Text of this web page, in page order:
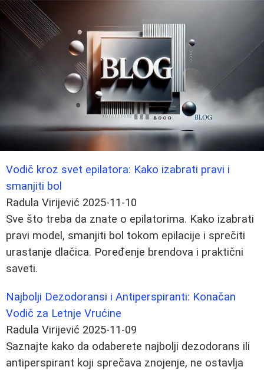
Vodič kroz svet epilatora: Kako izabrati pravi i
smanjiti bol
Radula Virijević 2025-11-10
Sve što treba da znate o epilatorima. Kako izabrati
pravi model, smanjiti bol tokom epilacije i sprečiti
urastanje dlačica. Poređenje brendova i praktični
saveti.
Najbolji Dezodoransi i Antiperspiranti: Konačan
Vodič za Letnje Vrućine
Radula Virijević 2025-11-09
Saznajte kako da odaberete najbolji dezodorans ili
antiperspirant koji sprečava znojenje, ne ostavlja